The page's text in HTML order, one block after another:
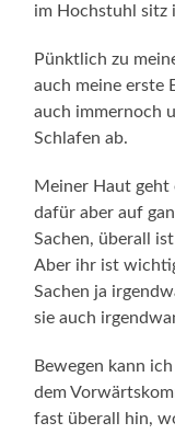
im Hochstuhl sitz
Pünktlich zu
auch meine erste
auch immernoch
Schlafen ab.
Meiner Haut geht
dafür aber auf
Sachen, überall
Aber ihr ist
Sachen ja
sie auch
Bewegen kann
dem
fast überall hin,